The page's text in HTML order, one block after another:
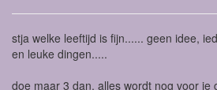
stja welke leeftijd is fijn...... geen idee,
en leuke dingen.....
doe maar 3 dan, alles wordt nog voor je